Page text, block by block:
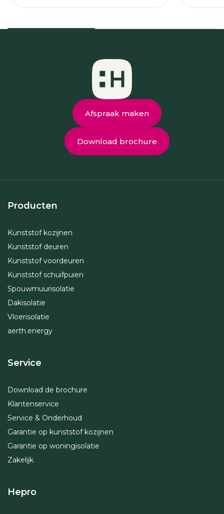
Afspraak maken
Download brochure
Producten
Kunststof kozijnen
Kunststof deuren
Kunststof voordeuren
Kunststof schuifpuien
Spouwmuurisolatie
Dakisolatie
Vloerisolatie
aerth.energy
Service
Download de brochure
Klantenservice
Service & Onderhoud
Garantie op kunststof kozijnen
Garantie op woningisolatie
Zakelijk
Hepro